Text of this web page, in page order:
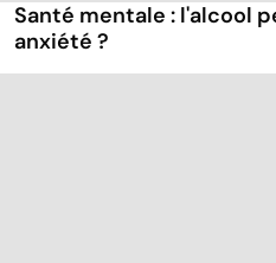
Santé mentale : l'alcool
anxiété ?